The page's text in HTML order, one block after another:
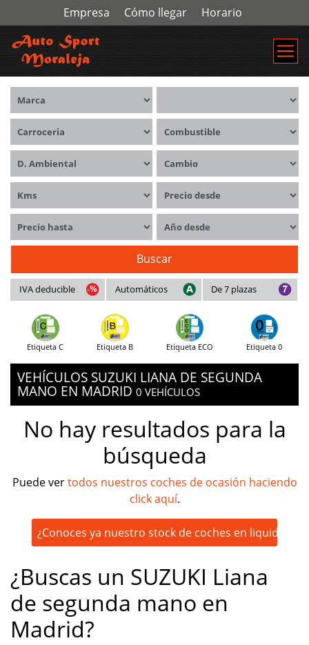
Empresa Cómo llegar Horario
Marca
Carrocerías Combustible
Distintivo ambiental Cambio
Kms Precio desde
Precio hasta Año desde
Buscar
IVA deducible Automáticos De 7 plazas
Etiqueta C Etiqueta B Etiqueta ECO Etiqueta 0
VEHÍCULOS SUZUKI LIANA DE SEGUNDA
MANO EN MADRID 0 VEHÍCULOS
No hay resultados para la
búsqueda
Puede vertodos nuestros coches de ocasión haciendo
click aquí.
¿Conoces ya nuestro stock de coches en
¿Buscas un SUZUKI Liana
de segunda mano en
Madrid?